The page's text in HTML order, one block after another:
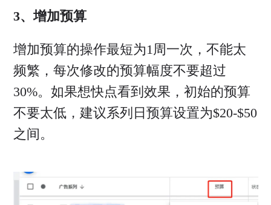
3、增加预算
增加预算的操作最短为1周一次，不能太
频繁，每次修改的预算幅度不要超过
30%。如果想快点看到效果，初始的预算
不要太低，建议系列日预算设置为$20-$50
之间。